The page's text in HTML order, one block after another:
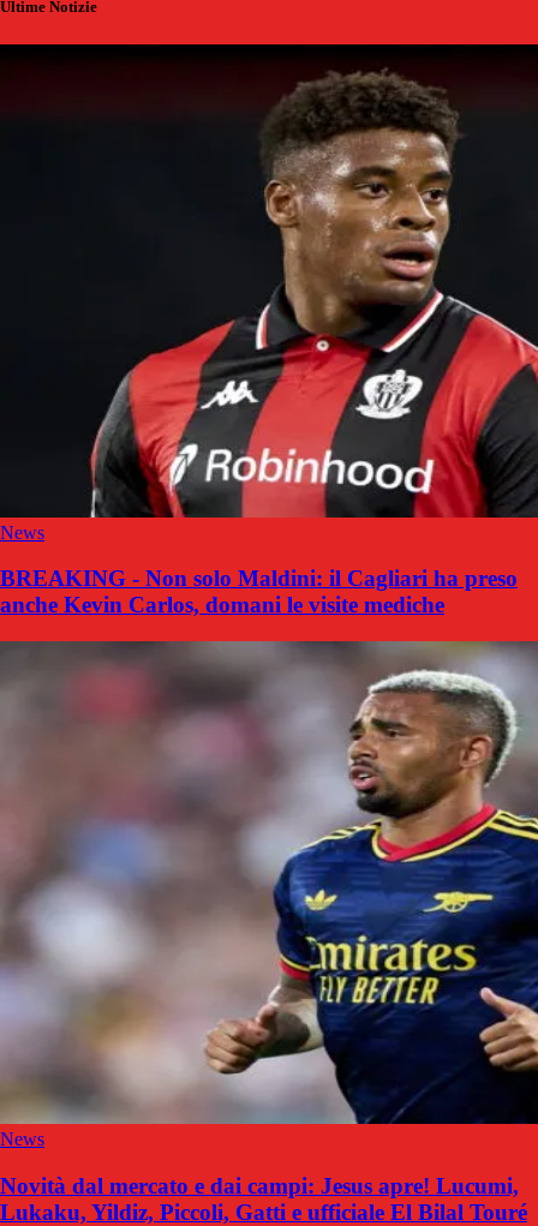
Ultime Notizie
News
BREAKING - Non solo Maldini: il Cagliari ha preso
anche Kevin Carlos, domani le visite mediche
News
Novità dal mercato e dai campi: Jesus apre! Lucumi,
Lukaku, Yildiz, Piccoli, Gatti e ufficiale El Bilal Touré